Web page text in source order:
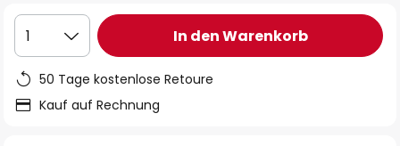
1 In den Warenkorb
50 Tage kostenlose Retoure
Kauf auf Rechnung